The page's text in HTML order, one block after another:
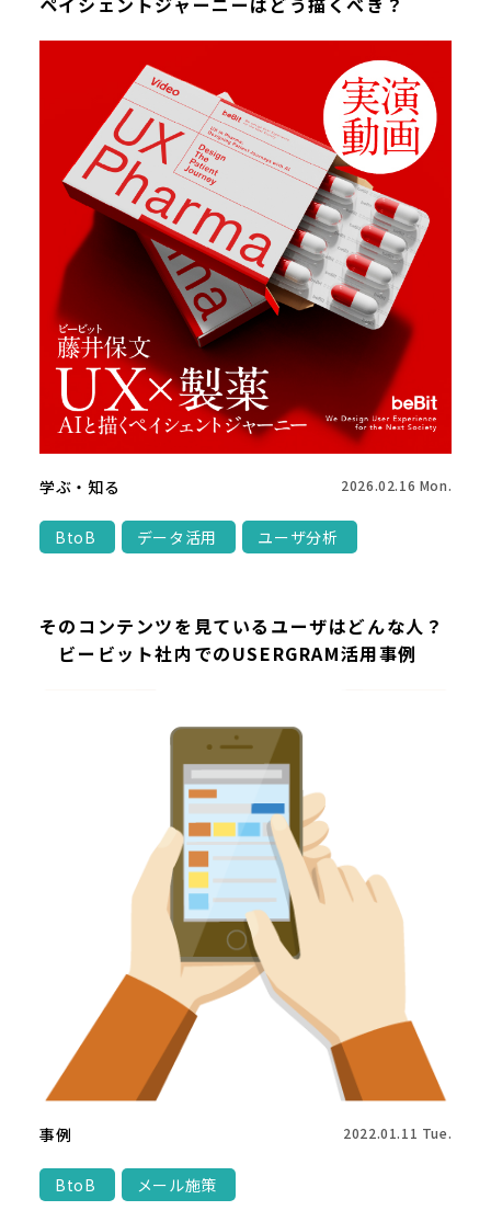
学ぶ・知る 2026.02.16 Mon.
BtoB データ活用 ユーザ分析
そのコンテンツを見ているユーザはどんな人？
ビービット社内でのUSERGRAM活用事例
事例 2022.01.11 Tue.
BtoB メール施策